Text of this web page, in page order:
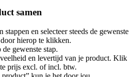
samen
stappen en selecteer steeds de gewenste
hierop te klikken.
gewenste stap.
en levertijd van je product. Klik
prijs excl. of incl. btw.